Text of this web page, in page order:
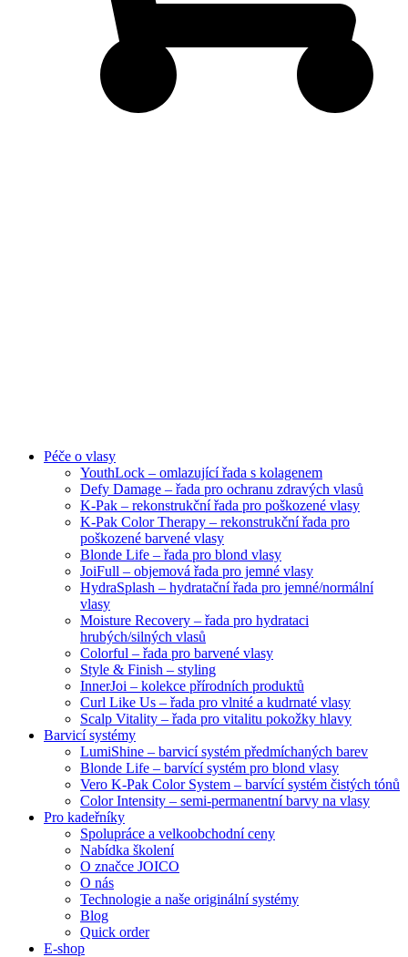
Péče o vlasy
YouthLock – omlazující řada s kolagenem
Defy Damage – řada pro ochranu zdravých vlasů
K-Pak – rekonstrukční řada pro poškozené vlasy
K-Pak Color Therapy – rekonstrukční řada pro
poškozené barvené vlasy
Blonde Life – řada pro blond vlasy
JoiFull – objemová řada pro jemné vlasy
HydraSplash – hydratační řada pro jemné/normální
vlasy
Moisture Recovery – řada pro hydrataci
hrubých/silných vlasů
Colorful – řada pro barvené vlasy
Style & Finish – styling
InnerJoi – kolekce přírodních produktů
Curl Like Us – řada pro vlnité a kudrnaté vlasy
Scalp Vitality – řada pro vitalitu pokožky hlavy
Barvicí systémy
LumiShine – barvicí systém předmíchaných barev
Blonde Life – barvící systém pro blond vlasy
Vero K-Pak Color System – barvící systém čistých tónů
Color Intensity – semi-permanentní barvy na vlasy
Pro kadeřníky
Spolupráce a velkoobchodní ceny
Nabídka školení
O značce JOICO
O nás
Technologie a naše originální systémy
Blog
Quick order
E-shop